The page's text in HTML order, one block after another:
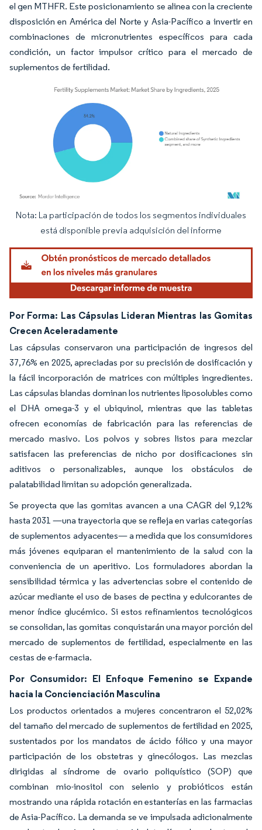
el gen MTHFR. Este posicionamiento se alinea con la creciente
disposición en América del Norte y Asia-Pacífico a invertir en
combinaciones de micronutrientes específicos para cada
condición, un factor impulsor crítico para el mercado de
suplementos de fertilidad.
Imagen © Mordor Intelligence. El uso requiere atribución según CC BY 4.0.
Nota: La participación de todos los segmentos individuales
está disponible previa adquisición del informe
Por Forma: Las Cápsulas Lideran Mientras las Gomitas
Crecen Aceleradamente
Las cápsulas conservaron una participación de ingresos del
37,76% en 2025, apreciadas por su precisión de dosificación y
la fácil incorporación de matrices con múltiples ingredientes.
Las cápsulas blandas dominan los nutrientes liposolubles como
el DHA omega-3 y el ubiquinol, mientras que las tabletas
ofrecen economías de fabricación para las referencias de
mercado masivo. Los polvos y sobres listos para mezclar
satisfacen las preferencias de nicho por dosificaciones sin
aditivos o personalizables, aunque los obstáculos de
palatabilidad limitan su adopción generalizada.
Se proyecta que las gomitas avancen a una CAGR del 9,12%
hasta 2031 —una trayectoria que se refleja en varias categorías
de suplementos adyacentes— a medida que los consumidores
más jóvenes equiparan el mantenimiento de la salud con la
conveniencia de un aperitivo. Los formuladores abordan la
sensibilidad térmica y las advertencias sobre el contenido de
azúcar mediante el uso de bases de pectina y edulcorantes de
menor índice glucémico. Si estos refinamientos tecnológicos
se consolidan, las gomitas conquistarán una mayor porción del
mercado de suplementos de fertilidad, especialmente en las
cestas de e-farmacia.
Por Consumidor: El Enfoque Femenino se Expande
hacia la Concienciación Masculina
Los productos orientados a mujeres concentraron el 52,02%
del tamaño del mercado de suplementos de fertilidad en 2025,
sustentados por los mandatos de ácido fólico y una mayor
participación de los obstetras y ginecólogos. Las mezclas
dirigidas al síndrome de ovario poliquístico (SOP) que
combinan mio-inositol con selenio y probióticos están
mostrando una rápida rotación en estanterías en las farmacias
de Asia-Pacífico. La demanda se ve impulsada adicionalmente